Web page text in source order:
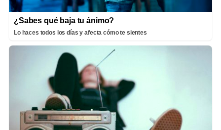
¿Sabes qué baja tu ánimo?
Lo haces todos los días y afecta cómo te sientes